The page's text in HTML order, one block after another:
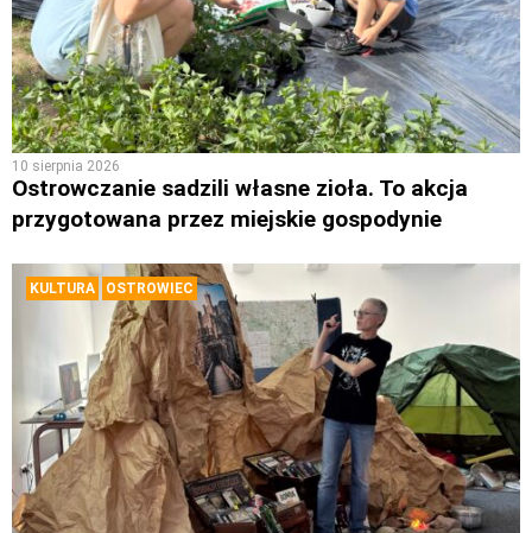
10 sierpnia 2026
Ostrowczanie sadzili własne zioła. To akcja
przygotowana przez miejskie gospodynie
KULTURA OSTROWIEC